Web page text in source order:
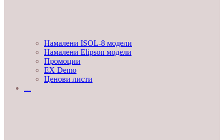
Намалени ISOL-8 модели
Намалени Elipson модели
Промоции
EX Demo
Ценови листи